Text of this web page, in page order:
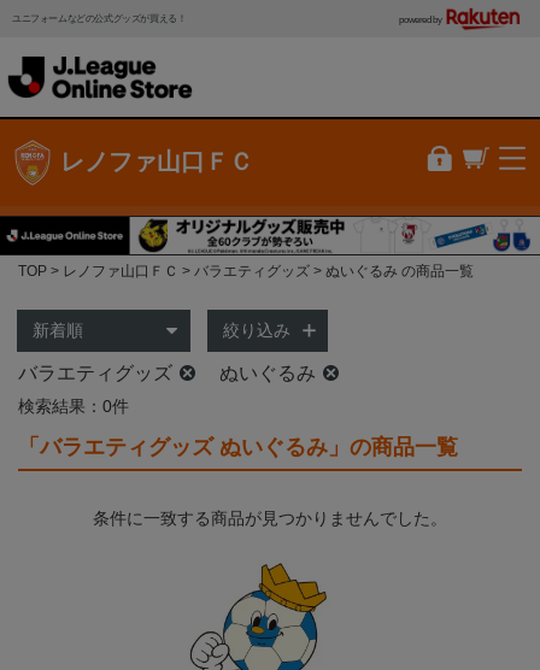
ユニフォームなどの公式グッズが買える！ powered by
レノファ山口ＦＣ
TOP レノファ山口ＦＣ バラエティグッズ ぬいぐるみ の商品一覧
絞り込み
バラエティグッズ ぬいぐるみ
検索結果：0件
「バラエティグッズ ぬいぐるみ」の商品一覧
条件に一致する商品が見つかりませんでした。